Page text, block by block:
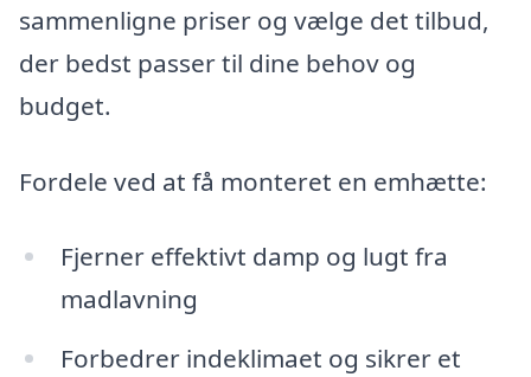
sammenligne priser og vælge det tilbud,
der bedst passer til dine behov og
budget.
Fordele ved at få monteret en emhætte:
Fjerner effektivt damp og lugt fra
madlavning
Forbedrer indeklimaet og sikrer et